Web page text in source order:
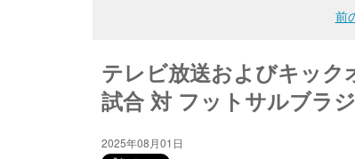
前
テレビ放送およびキッ
試合 対 フットサルブラ
2025年08月01日